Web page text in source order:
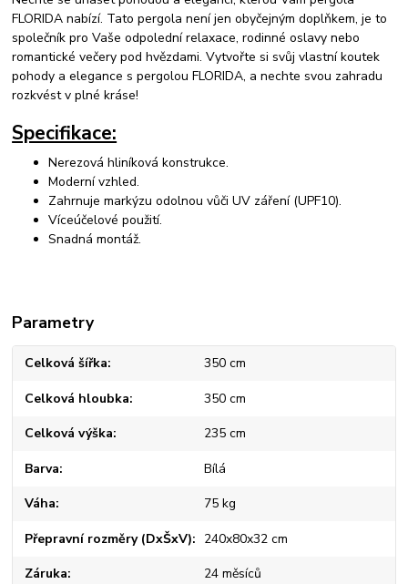
FLORIDA nabízí. Tato pergola není jen obyčejným doplňkem, je to
společník pro Vaše odpolední relaxace, rodinné oslavy nebo
romantické večery pod hvězdami. Vytvořte si svůj vlastní koutek
pohody a elegance s pergolou FLORIDA, a nechte svou zahradu
rozkvést v plné kráse!
Specifikace:
Nerezová hliníková konstrukce.
Moderní vzhled.
Zahrnuje markýzu odolnou vůči UV záření (UPF10).
Víceúčelové použití.
Snadná montáž.
Parametry
Celková šířka 350 cm
Celková hloubka 350 cm
Celková výška 235 cm
Barva Bílá
Váha 75 kg
Přepravní rozměry (DxŠxV) 240x80x32 cm
Záruka 24 měsíců